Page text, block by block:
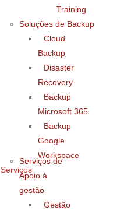
Training
Soluções de Backup
Cloud
Backup
Disaster
Recovery
Backup
Microsoft 365
Backup
Google
Workspace
Serviços
Serviços de
Apoio à
gestão
Gestão